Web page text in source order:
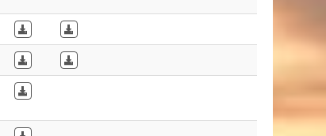
Download in FrenchDownload in Dutch
Download in FrenchDownload in Dutch
Download in French